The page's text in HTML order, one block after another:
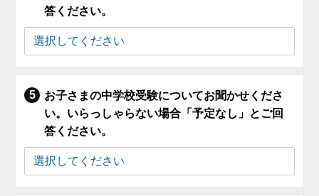
答ください。
お子さまの中学校受験についてお聞かせくださ
い。いらっしゃらない場合「予定なし」とご回
答ください。